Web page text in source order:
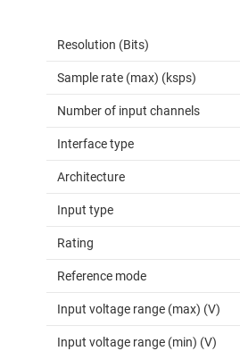
Resolution (Bits)
Sample rate (max) (ksps)
Number of input channels
Interface type
Architecture
Input type
Rating
Reference mode
Input voltage range (max) (V)
Input voltage range (min) (V)